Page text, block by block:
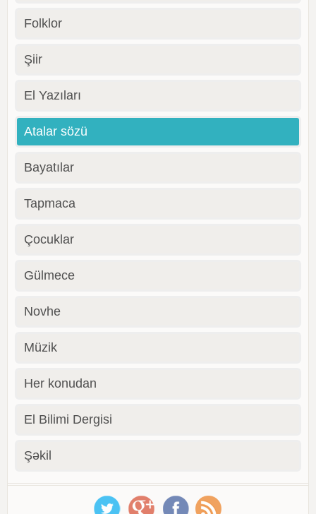
Folklor
Şiir
El Yazıları
Atalar sözü
Bayatılar
Tapmaca
Çocuklar
Gülmece
Novhe
Müzik
Her konudan
El Bilimi Dergisi
Şəkil